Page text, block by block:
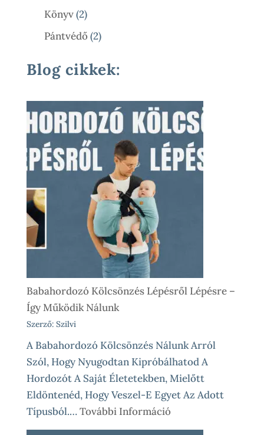
Könyv 22
Termék
Pántvédő 22
Blog cikkek:
Babahordozó Kölcsönzés Lépésről Lépésre –
Így Működik Nálunk
Szerző: Szilvi
A Babahordozó Kölcsönzés Nálunk Arról
Szól, Hogy Nyugodtan Kipróbálhatod A
Hordozót A Saját Életetekben, Mielőtt
Eldöntenéd, Hogy Veszel-E Egyet Az Adott
Típusból.…További Információ:
Babahordozó